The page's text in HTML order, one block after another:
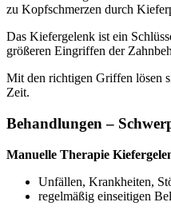
zu Kopfschmerzen durch
Das Kiefergelenk ist ein
größeren Eingriffen der
Mit den richtigen Griffen lösen
Zeit.
Behandlungen –
Manuelle Therapie
Unfällen, Krankheiten,
regelmäßig einseitigen